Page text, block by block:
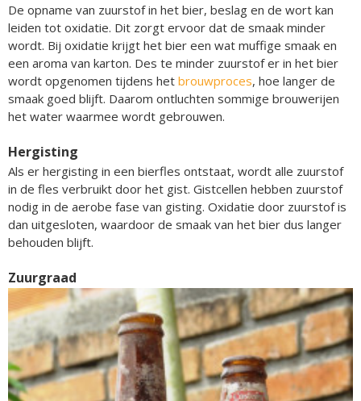
De opname van zuurstof in het bier, beslag en de wort kan
leiden tot oxidatie. Dit zorgt ervoor dat de smaak minder
wordt. Bij oxidatie krijgt het bier een wat muffige smaak en
een aroma van karton. Des te minder zuurstof er in het bier
wordt opgenomen tijdens het brouwproces, hoe langer de
smaak goed blijft. Daarom ontluchten sommige brouwerijen
het water waarmee wordt gebrouwen.
Hergisting
Als er hergisting in een bierfles ontstaat, wordt alle zuurstof
in de fles verbruikt door het gist. Gistcellen hebben zuurstof
nodig in de aerobe fase van gisting. Oxidatie door zuurstof is
dan uitgesloten, waardoor de smaak van het bier dus langer
behouden blijft.
Zuurgraad